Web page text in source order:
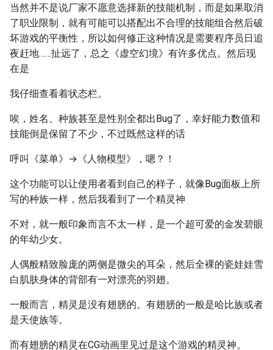
当然并不是说厂家不愿意选择新的技能机制，而是如果取消
了职业限制，就有可能可以搭配出不合理的技能组合然后破
坏游戏的平衡性，所以如何修正这种情况是需要程序员日追
夜赶地……扯远了，总之《虚空幻境》有许多优点。然后现
在是
我仔细查看着状态栏。
唉，姓名、种族甚至是性别全都出Bug了，幸好能力数值和
技能倒是保留了不少，不过既然这样的话
呼叫《菜单》→《人物模型》，嗯？！
这个功能可以让使用者看到自己的样子，就像Bug面板上所
写的种族一样，然后我看到了一个精灵神
不对，就一般印象而言不太一样，是一个超可爱的金发碧眼
的年幼少女。
人偶般精致脸庞的两侧是微尖的耳朵，然后全裸的瓷娃娃雪
白肌肤身体的背部有一对漂亮的羽翅。
一般而言，精灵是没有翅膀的。有翅膀的一般是哈比族或者
是天使族等。
而有翅膀的精灵在CG动画里见过是这个游戏的精灵神。